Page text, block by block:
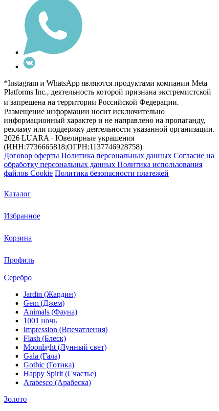
*Instagram и WhatsApp являются продуктами компании Meta
Platforms Inc., деятельность которой признана экстремистской
и запрещена на территории Российской Федерации.
Размещение информации носит исключительно
информационный характер и не направлено на пропаганду,
рекламу или поддержку деятельности указанной организации.
2026 LUARA - Ювелирные украшения
(ИНН:7736665818;ОГРН:1137746928758)
Договор оферты Политика персональных данных Согласие на
обработку персональных данных Политика использования
файлов Cookie Политика безопасности платежей
Каталог
Избранное
Корзина
Профиль
Серебро
Jardin (Жардин)
Gem (Джем)
Animals (Фауна)
1001 ночь
Impression (Впечатления)
Flash (Блеск)
Moonlight (Лунный свет)
Gala (Гала)
Gothic (Готика)
Happy Spirit (Счастье)
Arabesco (Арабеска)
Золото